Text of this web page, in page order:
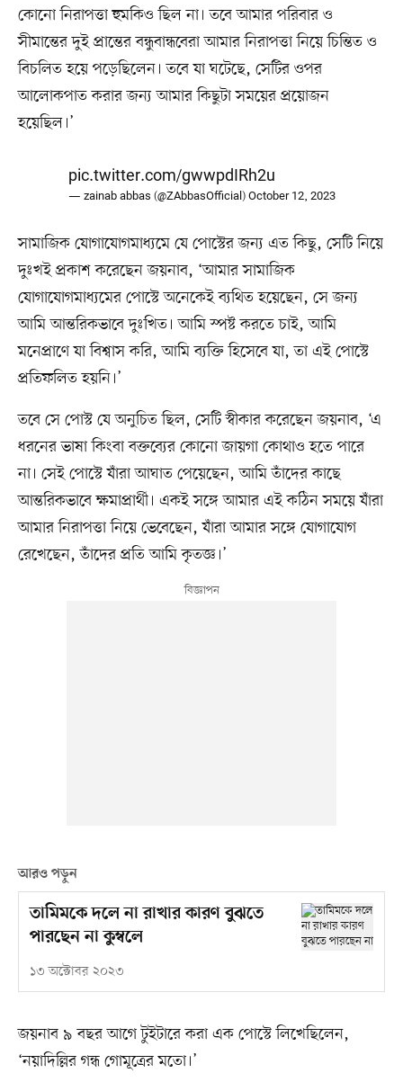
কোনো নিরাপত্তা হুমকিও ছিল না। তবে আমার পরিবার ও
সীমান্তের দুই প্রান্তের বন্ধুবান্ধবেরা আমার নিরাপত্তা নিয়ে চিন্তিত ও
বিচলিত হয়ে পড়েছিলেন। তবে যা ঘটেছে, সেটির ওপর
আলোকপাত করার জন্য আমার কিছুটা সময়ের প্রয়োজন
হয়েছিল।’
pic.twitter.com/gwwpdIRh2u
— zainab abbas (@ZAbbasOfficial)October 12, 2023
সামাজিক যোগাযোগমাধ্যমে যে পোস্টের জন্য এত কিছু, সেটি নিয়ে
দুঃখই প্রকাশ করেছেন জয়নাব, ‘আমার সামাজিক
যোগাযোগমাধ্যমের পোস্টে অনেকেই ব্যথিত হয়েছেন, সে জন্য
আমি আন্তরিকভাবে দুঃখিত। আমি স্পষ্ট করতে চাই, আমি
মনেপ্রাণে যা বিশ্বাস করি, আমি ব্যক্তি হিসেবে যা, তা এই পোস্টে
প্রতিফলিত হয়নি।’
তবে সে পোস্ট যে অনুচিত ছিল, সেটি স্বীকার করেছেন জয়নাব, ‘এ
ধরনের ভাষা কিংবা বক্তব্যের কোনো জায়গা কোথাও হতে পারে
না। সেই পোস্টে যাঁরা আঘাত পেয়েছেন, আমি তাঁদের কাছে
আন্তরিকভাবে ক্ষমাপ্রার্থী। একই সঙ্গে আমার এই কঠিন সময়ে যাঁরা
আমার নিরাপত্তা নিয়ে ভেবেছেন, যাঁরা আমার সঙ্গে যোগাযোগ
রেখেছেন, তাঁদের প্রতি আমি কৃতজ্ঞ।’
আরও পড়ুন
তামিমকে দলে না রাখার কারণ বুঝতে
পারছেন না কুম্বলে
১৩ অক্টোবর ২০২৩
জয়নাব ৯ বছর আগে টুইটারে করা এক পোস্টে লিখেছিলেন,
‘নয়াদিল্লির গন্ধ গোমূত্রের মতো।’